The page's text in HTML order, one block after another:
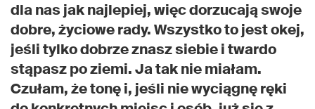
dla nas jak najlepiej, więc dorzucają swoje
dobre, życiowe rady. Wszystko to jest okej,
jeśli tylko dobrze znasz siebie i twardo
stąpasz po ziemi. Ja tak nie miałam.
Czułam, że tonę i, jeśli nie wyciągnę ręki